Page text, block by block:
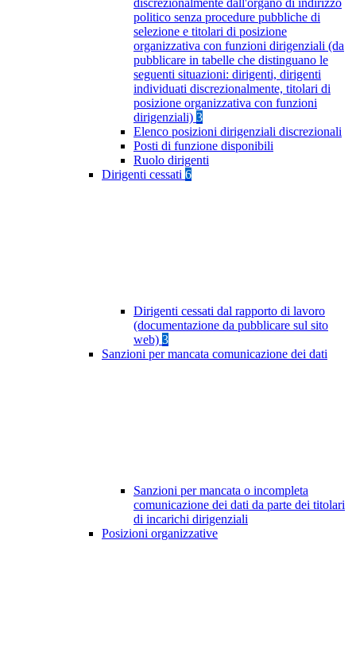
discrezionalmente dall'organo di indirizzo
politico senza procedure pubbliche di
selezione e titolari di posizione
organizzativa con funzioni dirigenziali (da
pubblicare in tabelle che distinguano le
seguenti situazioni: dirigenti, dirigenti
individuati discrezionalmente, titolari di
posizione organizzativa con funzioni
dirigenziali) 3
Elenco posizioni dirigenziali discrezionali
Posti di funzione disponibili
Ruolo dirigenti
Dirigenti cessati 6
Dirigenti cessati dal rapporto di lavoro
(documentazione da pubblicare sul sito
web) 3
Sanzioni per mancata comunicazione dei dati
Sanzioni per mancata o incompleta
comunicazione dei dati da parte dei titolari
di incarichi dirigenziali
Posizioni organizzative